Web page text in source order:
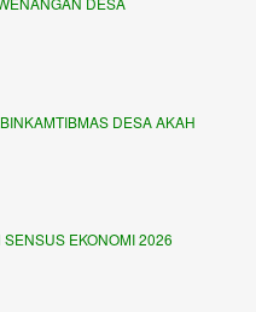
DESA AKAH
EKONOMI 2026